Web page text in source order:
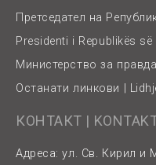
Претседател на
Presidenti i Republikës
Министерство за
Останати линкови |
КОНТАКТ |
Адреса: ул. Св. Кирил и